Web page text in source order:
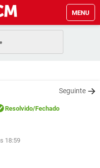
MENU
Seguinte
Resolvido/Fechado
18:59